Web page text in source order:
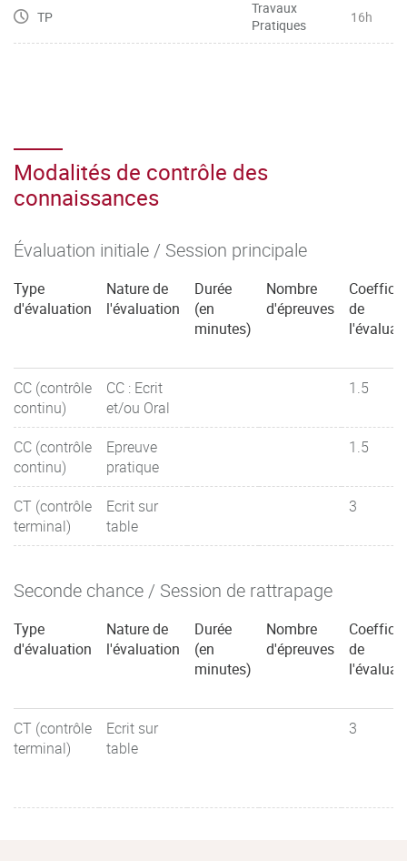
TP
Travaux
Pratiques
16h
Modalités de contrôle des
connaissances
Évaluation initiale / Session principale
Type
d'évaluation
Nature de
l'évaluation
Durée
(en
minutes)
Nombre
d'épreuves
de
CC (contrôle
continu)
CC : Ecrit
et/ou Oral
1.5
CC (contrôle
continu)
Epreuve
pratique
1.5
CT (contrôle
terminal)
Ecrit sur
table
3
Seconde chance / Session de rattrapage
Type
d'évaluation
Nature de
l'évaluation
Durée
(en
minutes)
Nombre
d'épreuves
de
CT (contrôle
terminal)
Ecrit sur
table
3